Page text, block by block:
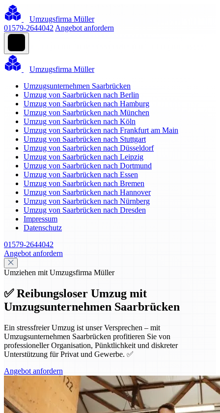
Umzugsfirma Müller
01579-2644042 Angebot anfordern
Umzugsfirma Müller
Umzugsunternehmen Saarbrücken
Umzug von Saarbrücken nach Berlin
Umzug von Saarbrücken nach Hamburg
Umzug von Saarbrücken nach München
Umzug von Saarbrücken nach Köln
Umzug von Saarbrücken nach Frankfurt am Main
Umzug von Saarbrücken nach Stuttgart
Umzug von Saarbrücken nach Düsseldorf
Umzug von Saarbrücken nach Leipzig
Umzug von Saarbrücken nach Dortmund
Umzug von Saarbrücken nach Essen
Umzug von Saarbrücken nach Bremen
Umzug von Saarbrücken nach Hannover
Umzug von Saarbrücken nach Nürnberg
Umzug von Saarbrücken nach Dresden
Impressum
Datenschutz
01579-2644042
Angebot anfordern
Umziehen mit Umzugsfirma Müller
✅ Reibungsloser Umzug mit
Umzugsunternehmen Saarbrücken
Ein stressfreier Umzug ist unser Versprechen – mit
Umzugsunternehmen Saarbrücken profitieren Sie von
professioneller Organisation, Pünktlichkeit und diskreter
Unterstützung für Privat und Gewerbe. ✅
Angebot anfordern